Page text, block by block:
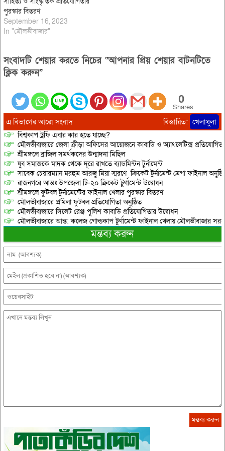
পুরস্কার বিতরণ
September 16, 2023
In "মৌলভীবাজার"
সংবাদটি শেয়ার করতে নিচের “আপনার প্রিয় শেয়ার বাটনটিতে
ক্লিক করুন”
0
Shares
এ বিভাগের আরো সংবাদ বিস্তারিত: খেলাধুলা
বিশ্বকাপ ট্রফি এবার কার হতে যাচ্ছে?
মৌলভীবাজারে জেলা ক্রীড়া অফিসের আয়োজনে কাবাডি ও অ্যাথলেটিক্স
শ্রীমঙ্গলে ব্রাজিল সমর্থকদের উন্মাদনা মিছিল
যুব সমাজকে মাদক থেকে দূরে রাখতে ব্যাডমিন্টন টুর্নামেন্ট
সাবেক চেয়ারম্যান মরহুম আরজু মিয়া স্মরণে ক্রিকেট টুর্নামেন্ট মেগা ফাইনাল
রাজনগরে আন্তঃ উপজেলা টি-২০ ক্রিকেট টুর্ণামেন্ট উদ্বোধন
শ্রীমঙ্গলে ফুটবল টুর্নামেন্টের ফাইনাল খেলার পুরস্কার বিতরণ
মৌলভীবাজারে প্রমিলা ফুটবল প্রতিযোগিতা অনুষ্ঠিত
মৌলভীবাজারে সিলেট রেঞ্জ পুলিশ কাবাডি প্রতিযোগিতার উদ্বোধন
মৌলভীবাজারে আন্ত: কলেজ গোল্ডকাপ টুর্ণামেন্ট ফাইনাল খেলায় মৌলভীবাজার
মন্তব্য করুন